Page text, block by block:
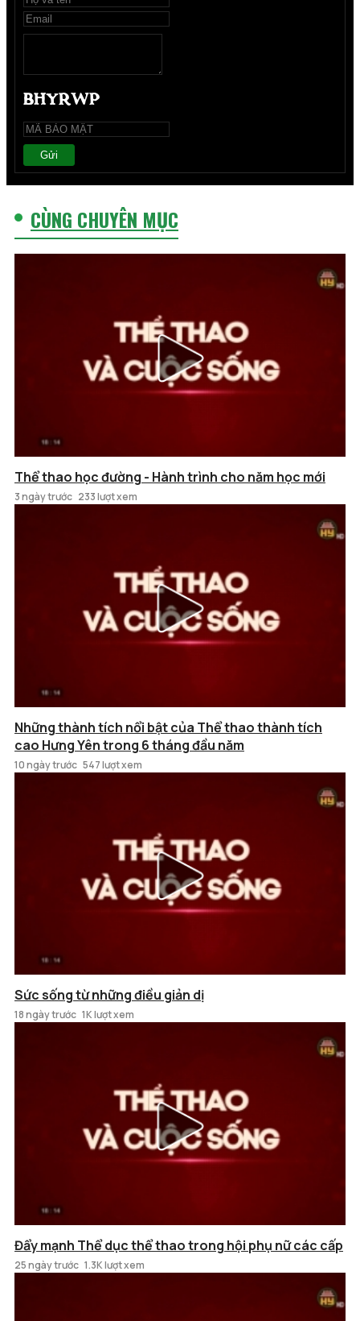
Gửi
CÙNG CHUYÊN MỤC
Thể thao học đường - Hành trình cho năm học mới
3 ngày trước 233 lượt xem
Những thành tích nổi bật của Thể thao thành tích
cao Hưng Yên trong 6 tháng đầu năm
10 ngày trước 547 lượt xem
Sức sống từ những điều giản dị
18 ngày trước 1K lượt xem
Đẩy mạnh Thể dục thể thao trong hội phụ nữ các cấp
25 ngày trước 1.3K lượt xem